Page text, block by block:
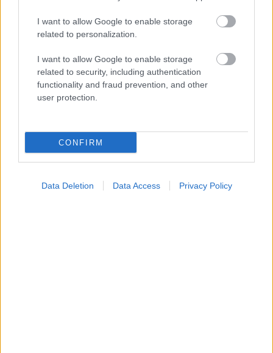
I want to allow Google to enable storage
related to personalization.
I want to allow Google to enable storage
related to security, including authentication
functionality and fraud prevention, and other
user protection.
CONFIRM
Data Deletion Data Access Privacy Policy
Προγεννητική έκθεση σε
κίνδυνο χρωμοσωμικών
ανωμαλιών στο σπέρμα
"αιώνιων χημικών"
εξαιρέσεις